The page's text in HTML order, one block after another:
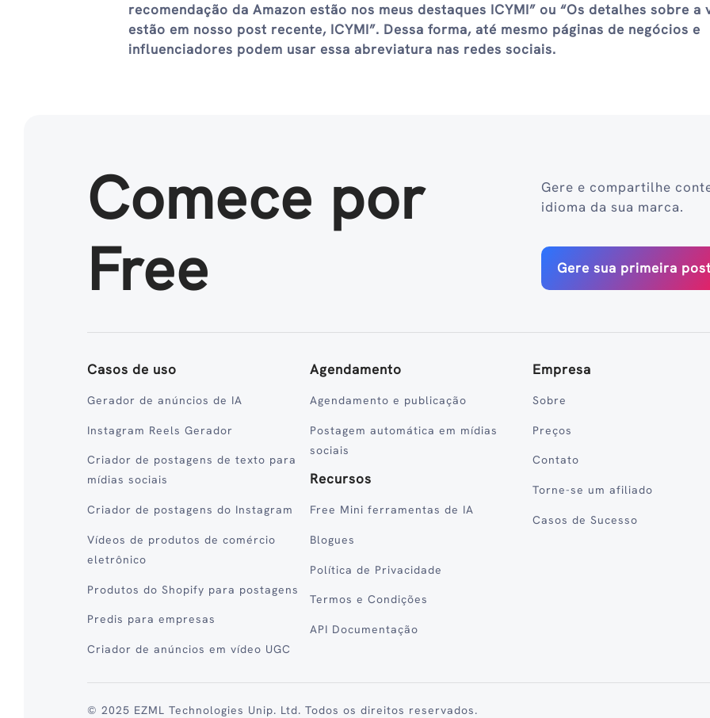
recomendação da Amazon estão nos meus destaques ICYMI” ou “Os detalhes sobre a
estão em nosso post recente, ICYMI”. Dessa forma, até mesmo páginas de negócios e
influenciadores podem usar essa abreviatura nas redes sociais.
Comece por
Free
Gere e compartilhe
idioma da sua marca.
Gere sua primeira
Casos de uso
Gerador de anúncios de IA
Instagram Reels Gerador
Criador de postagens de texto para
mídias sociais
Criador de postagens do Instagram
Vídeos de produtos de comércio
eletrônico
Produtos do Shopify para postagens
Predis para empresas
Criador de anúncios em vídeo UGC
Agendamento
Agendamento e publicação
Postagem automática em mídias
sociais
Recursos
Free Mini ferramentas de IA
Blogues
Política de Privacidade
Termos e Condições
API Documentação
Empresa
Sobre
Preços
Contato
Torne-se um afiliado
Casos de Sucesso
© 2025 EZML Technologies Unip. Ltd. Todos os direitos reservados.